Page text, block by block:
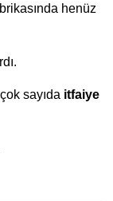
henüz
sayıda itfaiye